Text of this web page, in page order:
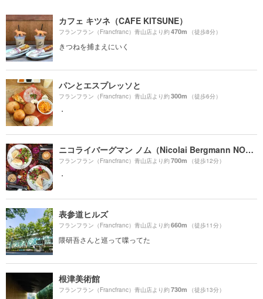
カフェ キツネ（CAFE KITSUNE）
フランフラン（Francfranc）青山店より約470m （徒歩8分）
きつねを捕まえにいく
パンとエスプレッソと
フランフラン（Francfranc）青山店より約300m （徒歩6分）
・
ニコライバーグマン ノム（Nicolai Bergmann NOMU ）
フランフラン（Francfranc）青山店より約700m （徒歩12分）
・
表参道ヒルズ
フランフラン（Francfranc）青山店より約660m （徒歩11分）
隈研吾さんと巡って喋ってた
根津美術館
フランフラン（Francfranc）青山店より約730m （徒歩13分）